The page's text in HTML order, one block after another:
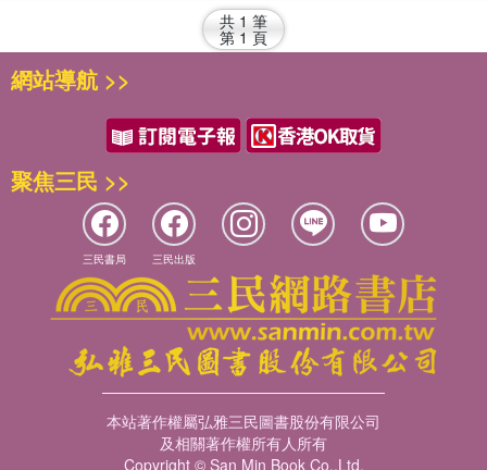
共 1 筆
第 1 頁
網站導航 >>
聚焦三民 >>
三民書局 三民出版
本站著作權屬弘雅三民圖書股份有限公司
及相關著作權所有人所有
Copyright © San Min Book Co.,Ltd.